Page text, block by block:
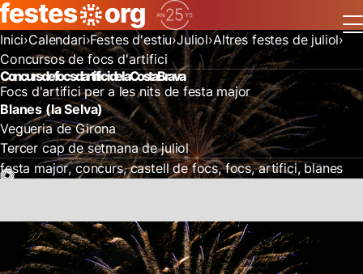
Inici Calendari Festes d'estiu Juliol Altres festes de juliol
Concursos de focs d'artifici
Concurs de focs d'artifici de la Costa Brava
Focs d'artifici per a les nits de festa major
Blanes (la Selva)
Vegueria de Girona
Tercer cap de setmana de juliol
festa major concurs castell de focs focs artifici blanes